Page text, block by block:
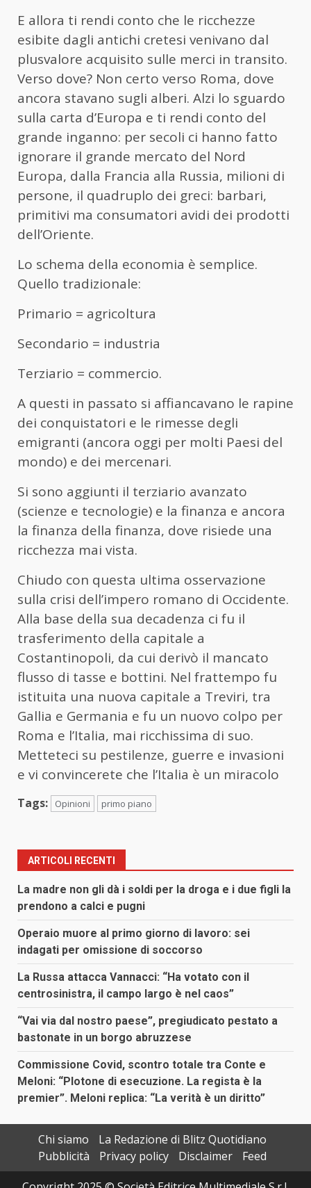
E allora ti rendi conto che le ricchezze
esibite dagli antichi cretesi venivano dal
plusvalore acquisito sulle merci in transito.
Verso dove? Non certo verso Roma, dove
ancora stavano sugli alberi. Alzi lo sguardo
sulla carta d’Europa e ti rendi conto del
grande inganno: per secoli ci hanno fatto
ignorare il grande mercato del Nord
Europa, dalla Francia alla Russia, milioni di
persone, il quadruplo dei greci: barbari,
primitivi ma consumatori avidi dei prodotti
dell’Oriente.
Lo schema della economia è semplice.
Quello tradizionale:
Primario = agricoltura
Secondario = industria
Terziario = commercio.
A questi in passato si affiancavano le rapine
dei conquistatori e le rimesse degli
emigranti (ancora oggi per molti Paesi del
mondo) e dei mercenari.
Si sono aggiunti il terziario avanzato
(scienze e tecnologie) e la finanza e ancora
la finanza della finanza, dove risiede una
ricchezza mai vista.
Chiudo con questa ultima osservazione
sulla crisi dell’impero romano di Occidente.
Alla base della sua decadenza ci fu il
trasferimento della capitale a
Costantinopoli, da cui derivò il mancato
flusso di tasse e bottini. Nel frattempo fu
istituita una nuova capitale a Treviri, tra
Gallia e Germania e fu un nuovo colpo per
Roma e l’Italia, mai ricchissima di suo.
Metteteci su pestilenze, guerre e invasioni
e vi convincerete che l’Italia è un miracolo
Tags: Opinioni primo piano
ARTICOLI RECENTI
La madre non gli dà i soldi per la droga e i due figli la
prendono a calci e pugni
Operaio muore al primo giorno di lavoro: sei
indagati per omissione di soccorso
La Russa attacca Vannacci: “Ha votato con il
centrosinistra, il campo largo è nel caos”
“Vai via dal nostro paese”, pregiudicato pestato a
bastonate in un borgo abruzzese
Commissione Covid, scontro totale tra Conte e
Meloni: “Plotone di esecuzione. La regista è la
premier”. Meloni replica: “La verità è un diritto”
Chi siamo
La Redazione di Blitz Quotidiano
Pubblicità
Privacy policy Disclaimer
Feed